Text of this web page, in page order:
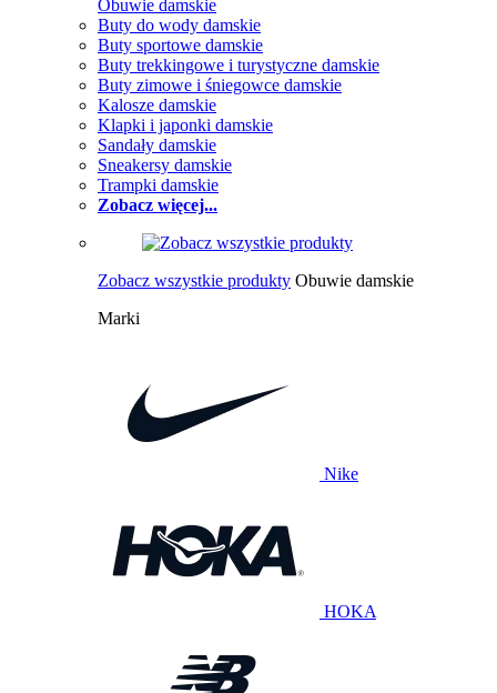
Obuwie damskie
Buty do wody damskie
Buty sportowe damskie
Buty trekkingowe i turystyczne damskie
Buty zimowe i śniegowce damskie
Kalosze damskie
Klapki i japonki damskie
Sandały damskie
Sneakersy damskie
Trampki damskie
Zobacz więcej...
Zobacz wszystkie produkty Obuwie damskie
Marki
Nike
HOKA